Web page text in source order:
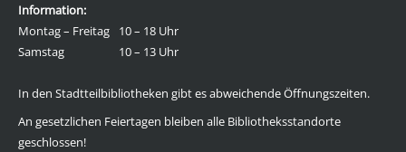
Information:
Montag – Freitag
10 – 18 Uhr
Samstag
10 – 13 Uhr
In den Stadtteilbibliotheken gibt es abweichende Öffnungszeiten.
An gesetzlichen Feiertagen bleiben alle Bibliotheksstandorte
geschlossen!